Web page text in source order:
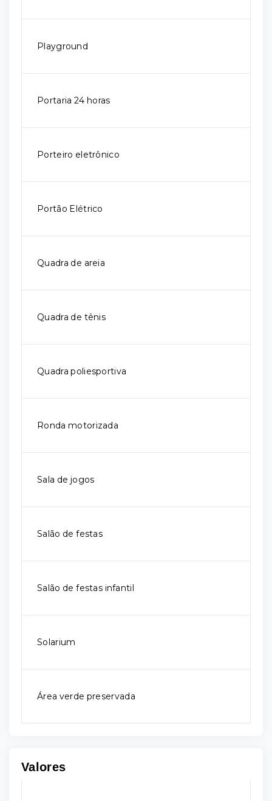
Playground
Portaria 24 horas
Porteiro eletrônico
Portão Elétrico
Quadra de areia
Quadra de tênis
Quadra poliesportiva
Ronda motorizada
Sala de jogos
Salão de festas
Salão de festas infantil
Solarium
Área verde preservada
Valores